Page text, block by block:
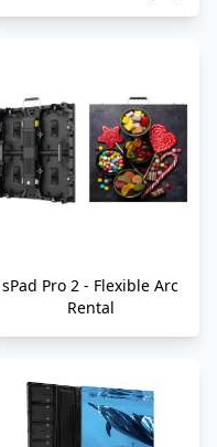
sPad Pro 2 - Flexible Arc
Rental